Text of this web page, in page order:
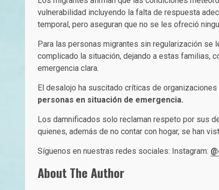
vulnerabilidad incluyendo la falta de respuesta
temporal, pero aseguran que no se les ofreció
Para las personas migrantes sin regularización se
complicado la situación, dejando a estas familias,
emergencia clara.
El desalojo ha suscitado críticas de
personas en situación de emergencia.
Los damnificados solo reclaman respeto por sus
quienes, además de no contar con hogar, se han
Síguenos en nuestras redes sociales: Instagram:
About The Author